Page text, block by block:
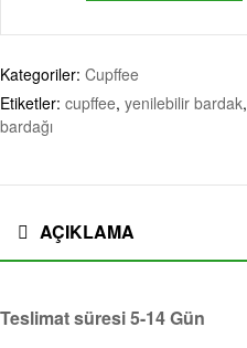
Kategoriler: Cupffee
Etiketler: cupffee, yenilebilir bardak,
bardağı
AÇIKLAMA
Teslimat süresi 5-14 Gün